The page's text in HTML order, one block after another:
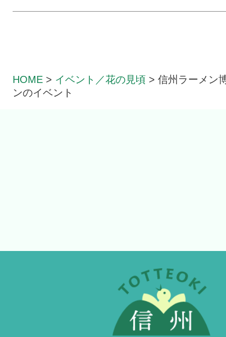
HOME > イベント／花の見頃 >信州ラーメン
ンのイベント